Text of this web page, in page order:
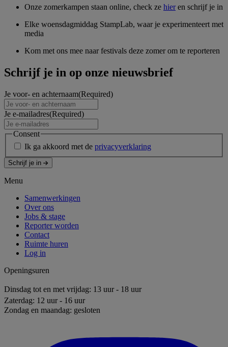
Onze zomerkampen staan online, check ze hieren schrijf je in
Elke woensdagmiddag StampLab, waar je experimenteert met
media
Kom met ons mee naar festivals deze zomer om te reporteren
Schrijf je in op onze nieuwsbrief
Je voor- en achternaam(Required)
Je e-mailadres(Required)
Consent
Ik ga akkoord met de privacyverklaring
Schrijf je in
Menu
Samenwerkingen
Over ons
Jobs & stage
Reporter worden
Contact
Ruimte huren
Log in
Openingsuren
Dinsdag tot en met vrijdag: 13 uur - 18 uur
Zaterdag: 12 uur - 16 uur
Zondag en maandag: gesloten